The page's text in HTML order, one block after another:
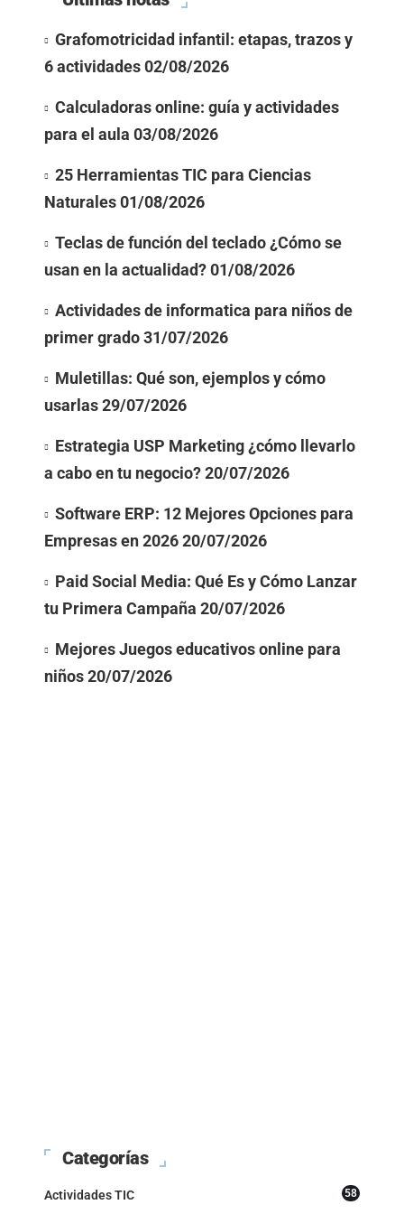
Grafomotricidad infantil: etapas, trazos y
6 actividades02/08/2026
Calculadoras online: guía y actividades
para el aula 03/08/2026
25 Herramientas TIC para Ciencias
Naturales01/08/2026
Teclas de función del teclado ¿Cómo se
usan en la actualidad?01/08/2026
Actividades de informatica para niños de
primer grado31/07/2026
Muletillas: Qué son, ejemplos y cómo
usarlas29/07/2026
Estrategia USP Marketing ¿cómo llevarlo
a cabo en tu negocio?20/07/2026
Software ERP: 12 Mejores Opciones para
Empresas en 202620/07/2026
Paid Social Media: Qué Es y Cómo Lanzar
tu Primera Campaña 20/07/2026
Mejores Juegos educativos online para
niños20/07/2026
Categorías
Actividades TIC 58